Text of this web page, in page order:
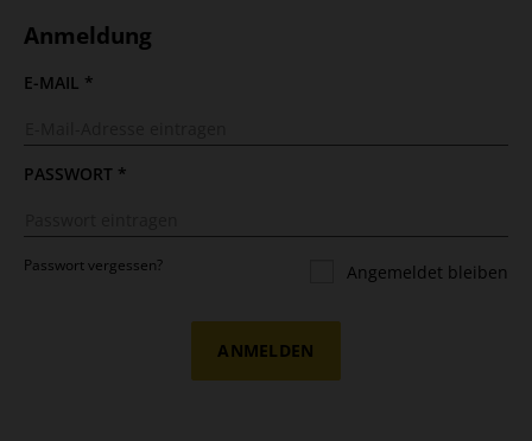
Anmeldung
E-MAIL *
PASSWORT *
Passwort vergessen? Angemeldet bleiben
ANMELDEN